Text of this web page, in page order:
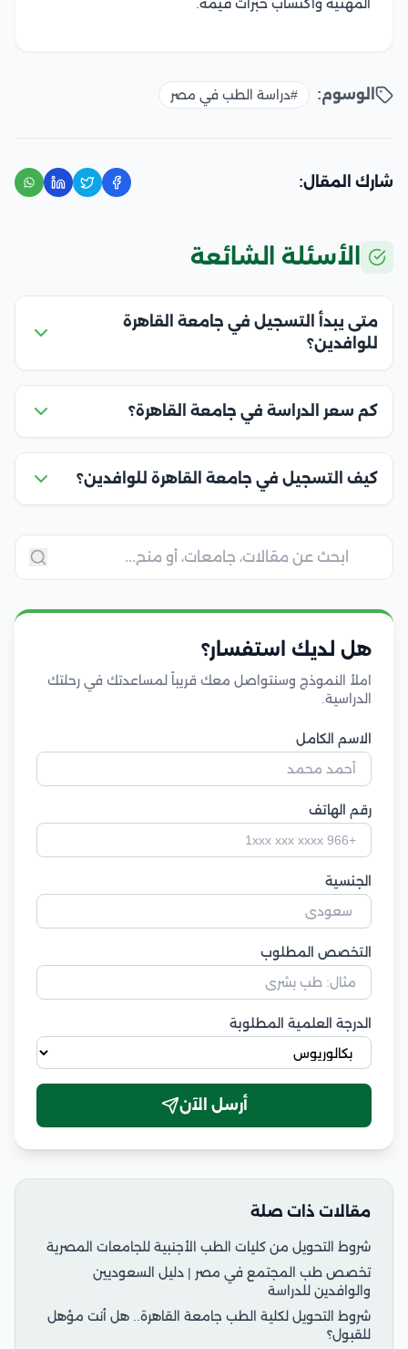
المهنية واكتساب خبرات قيمة.
الوسوم: #دراسة الطب في مصر
شارك المقال:
الأسئلة الشائعة
متى يبدأ التسجيل في جامعة القاهرة
للوافدين؟
كم سعر الدراسة في جامعة القاهرة؟
كيف التسجيل في جامعة القاهرة للوافدين؟
هل لديك استفسار؟
املأ النموذج وسنتواصل معك قريباً لمساعدتك في رحلتك
الدراسية.
الاسم الكامل
رقم الهاتف
الجنسية
التخصص المطلوب
الدرجة العلمية المطلوبة
أرسل الآن
مقالات ذات صلة
شروط التحويل من كليات الطب الأجنبية للجامعات المصرية
تخصص طب المجتمع في مصر | دليل السعوديين
والوافدين للدراسة
شروط التحويل لكلية الطب جامعة القاهرة.. هل أنت مؤهل
للقبول؟